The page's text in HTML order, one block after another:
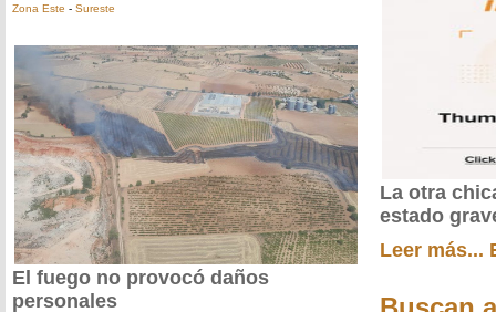
Zona Este - Sureste
El fuego no provocó daños
personales
La otra
estado
Leer más...